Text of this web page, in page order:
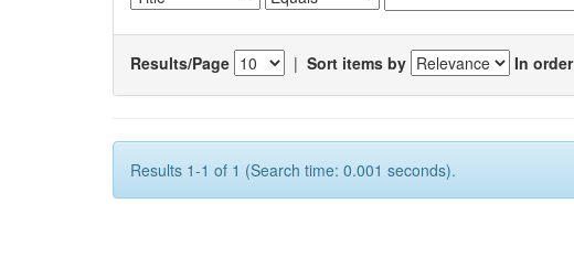
Results/Page | Sort items by In order
Results 1-1 of 1 (Search time: 0.001 seconds).